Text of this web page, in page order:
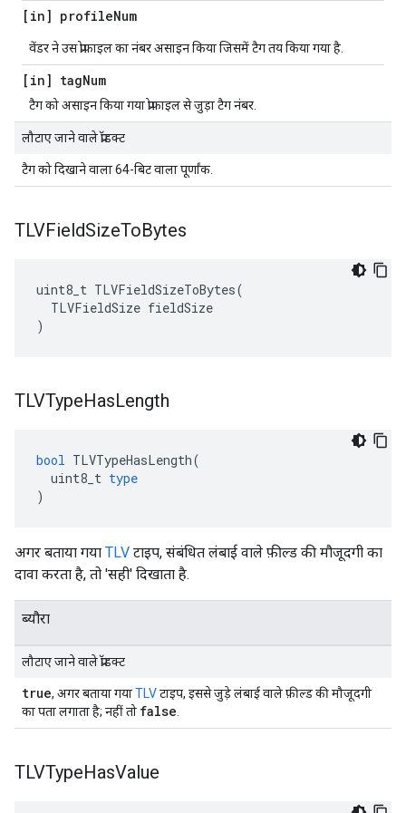
[in] profileNum
वेंडर ने उस प्रोफ़ाइल का नंबर असाइन किया जिसमें टैग तय किया गया है.
[in] tagNum
टैग को असाइन किया गया प्रोफ़ाइल से जुड़ा टैग नंबर.
लौटाए जाने वाले प्रॉडक्ट
टैग को दिखाने वाला 64-बिट वाला पूर्णांक.
TLVFieldSizeToBytes
uint8_t TLVFieldSizeToBytes(
  TLVFieldSize fieldSize
)
TLVTypeHasLength
bool TLVTypeHasLength(
uint8_t type
)
अगर बताया गया TLV टाइप, संबंधित लंबाई वाले फ़ील्ड की मौजूदगी का
दावा करता है, तो 'सही' दिखाता है.
ब्यौरा
लौटाए जाने वाले प्रॉडक्ट
true, अगर बताया गयाTLVटाइप, इससे जुड़े लंबाई वाले फ़ील्ड की मौजूदगी
का पता लगाता है; नहीं तो false
TLVTypeHasValue